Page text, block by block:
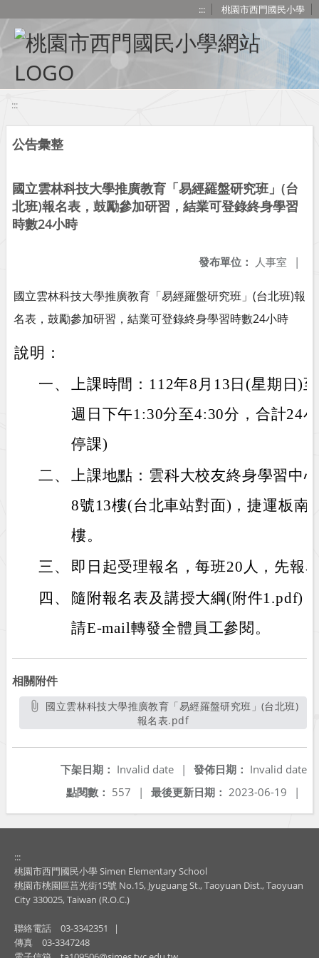
::: 桃園市西門國民小學
:::
公告彙整
國立雲林科技大學推廣教育「易經羅盤研究班」(台
北班)報名表，鼓勵參加研習，結業可登錄終身學習
時數24小時
發布單位： 人事室 |
國立雲林科技大學推廣教育「易經羅盤研究班」(台北班)報
名表，鼓勵參加研習，結業可登錄終身學習時數24小時
說明：
一、 上課時間：112年8月13日(星期日)
週日下午1:30分至4:30分，合計24
停課)
二、 上課地點：雲科大校友終身學習中
8號13樓(台北車站對面)，捷運板南
樓。
三、
即日起受理報名，每班20人，先報
四、
隨附報名表及講授大綱(附件1.pdf)
請E-mail轉發全體員工參閱。
相關附件
報名表.pdf另開新視窗
發佈日期： Invalid date
下架日期： Invalid date
|
最後更新日期： 2023-06-19 |
點閱數： 557 |
:::
桃園市西門國民小學 Simen Elementary School
桃園市桃園區莒光街15號 No.15, Jyuguang St., Taoyuan Dist., Taoyuan
City 330025, Taiwan (R.O.C.)
聯絡電話 03-3342351
|
傳真
03-3347248